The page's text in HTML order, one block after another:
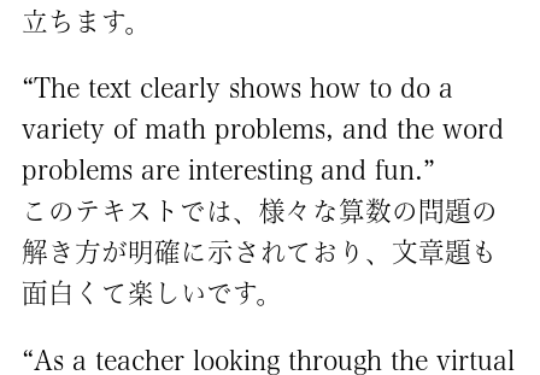
立ちます。
“The text clearly shows how to do a
variety of math problems, and the word
problems are interesting and fun.”
このテキストでは、様々な算数の問題の
解き方が明確に示されており、文章題も
面白くて楽しいです。
“As a teacher looking through the virtual